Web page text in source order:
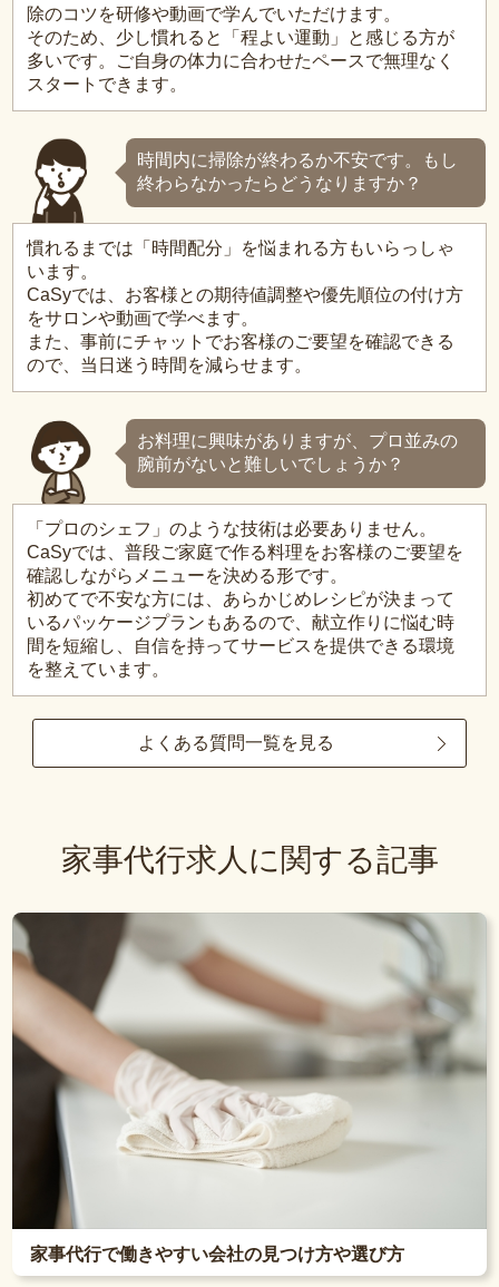
除のコツを研修や動画で学んでいただけます。
そのため、少し慣れると「程よい運動」と感じる方が
多いです。ご自身の体力に合わせたペースで無理なく
スタートできます。
時間内に掃除が終わるか不安です。もし
終わらなかったらどうなりますか？
慣れるまでは「時間配分」を悩まれる方もいらっしゃ
います。
CaSyでは、お客様との期待値調整や優先順位の付け方
をサロンや動画で学べます。
また、事前にチャットでお客様のご要望を確認できる
ので、当日迷う時間を減らせます。
お料理に興味がありますが、プロ並みの
腕前がないと難しいでしょうか？
「プロのシェフ」のような技術は必要ありません。
CaSyでは、普段ご家庭で作る料理をお客様のご要望を
確認しながらメニューを決める形です。
初めてで不安な方には、あらかじめレシピが決まって
いるパッケージプランもあるので、献立作りに悩む時
間を短縮し、自信を持ってサービスを提供できる環境
を整えています。
よくある質問一覧を見る
家事代行求人に関する記事
家事代行で働きやすい会社の見つけ方や選び方